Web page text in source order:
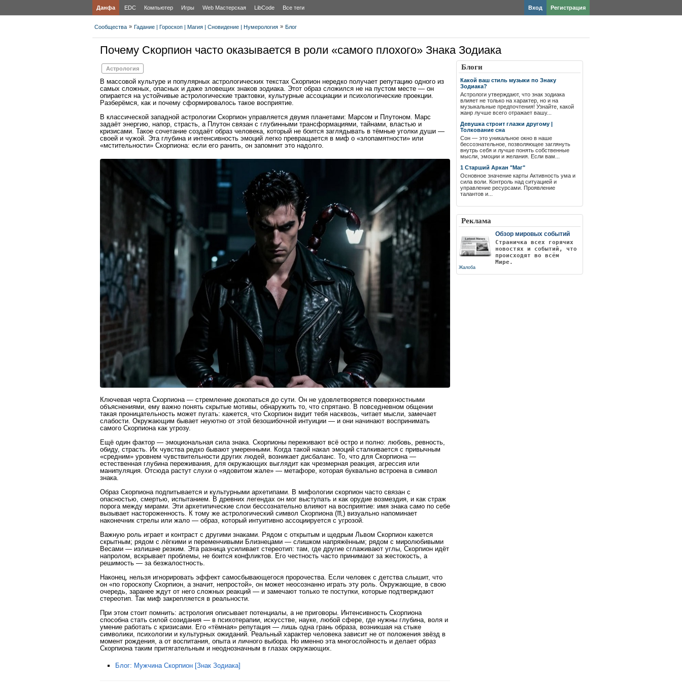
Данфа EDC Компьютер Игры Web Мастерская LibCode Все теги Регистрация
Вход
Сообщества » Гадание | Гороскоп | Магия | Сновидение | Нумерология » Блог
Почему Скорпион часто оказывается в роли «самого плохого» Знака Зодиака
Астрология
В массовой культуре и популярных астрологических текстах Скорпион нередко получает репутацию одного из
самых сложных, опасных и даже зловещих знаков зодиака. Этот образ сложился не на пустом месте — он
опирается на устойчивые астрологические трактовки, культурные ассоциации и психологические проекции.
Разберёмся, как и почему сформировалось такое восприятие.
В классической западной астрологии Скорпион управляется двумя планетами: Марсом и Плутоном. Марс
задаёт энергию, напор, страсть, а Плутон связан с глубинными трансформациями, тайнами, властью и
кризисами. Такое сочетание создаёт образ человека, который не боится заглядывать в тёмные уголки души —
своей и чужой. Эта глубина и интенсивность эмоций легко превращается в миф о «злопамятности» или
«мстительности» Скорпиона: если его ранить, он запомнит это надолго.
Ключевая черта Скорпиона — стремление докопаться до сути. Он не удовлетворяется поверхностными
объяснениями, ему важно понять скрытые мотивы, обнаружить то, что спрятано. В повседневном общении
такая проницательность может пугать: кажется, что Скорпион видит тебя насквозь, читает мысли, замечает
слабости. Окружающим бывает неуютно от этой безошибочной интуиции — и они начинают воспринимать
самого Скорпиона как угрозу.
Ещё один фактор — эмоциональная сила знака. Скорпионы переживают всё остро и полно: любовь, ревность,
обиду, страсть. Их чувства редко бывают умеренными. Когда такой накал эмоций сталкивается с привычным
«средним» уровнем чувствительности других людей, возникает дисбаланс. То, что для Скорпиона —
естественная глубина переживания, для окружающих выглядит как чрезмерная реакция, агрессия или
манипуляция. Отсюда растут слухи о «ядовитом жале» — метафоре, которая буквально встроена в символ
знака.
Образ Скорпиона подпитывается и культурными архетипами. В мифологии скорпион часто связан с
опасностью, смертью, испытанием. В древних легендах он мог выступать и как орудие возмездия, и как страж
порога между мирами. Эти архетипические слои бессознательно влияют на восприятие: имя знака само по себе
вызывает настороженность. К тому же астрологический символ Скорпиона (♏) визуально напоминает
наконечник стрелы или жало — образ, который интуитивно ассоциируется с угрозой.
Важную роль играет и контраст с другими знаками. Рядом с открытым и щедрым Львом Скорпион кажется
скрытным; рядом с лёгкими и переменчивыми Близнецами — слишком напряжённым; рядом с миролюбивыми
Весами — излишне резким. Эта разница усиливает стереотип: там, где другие сглаживают углы, Скорпион идёт
напролом, вскрывает проблемы, не боится конфликтов. Его честность часто принимают за жестокость, а
решимость — за безжалостность.
Наконец, нельзя игнорировать эффект самосбывающегося пророчества. Если человек с детства слышит, что
он «по гороскопу Скорпион, а значит, непростой», он может неосознанно играть эту роль. Окружающие, в свою
очередь, заранее ждут от него сложных реакций — и замечают только те поступки, которые подтверждают
стереотип. Так миф закрепляется в реальности.
При этом стоит помнить: астрология описывает потенциалы, а не приговоры. Интенсивность Скорпиона
способна стать силой созидания — в психотерапии, искусстве, науке, любой сфере, где нужны глубина, воля и
умение работать с кризисами. Его «тёмная» репутация — лишь одна грань образа, возникшая на стыке
символики, психологии и культурных ожиданий. Реальный характер человека зависит не от положения звёзд в
момент рождения, а от воспитания, опыта и личного выбора. Но именно эта многослойность и делает образ
Скорпиона таким притягательным и неоднозначным в глазах окружающих.
Блог: Мужчина Скорпион [Знак Зодиака]
Блоги
Какой ваш стиль музыки по Знаку
Зодиака?
Астрологи утверждают, что знак зодиака
влияет не только на характер, но и на
музыкальные предпочтения! Узнайте, какой
жанр лучше всего отражает вашу...
Девушка строит глазки другому |
Толкование сна
Сон — это уникальное окно в наше
бессознательное, позволяющее заглянуть
внутрь себя и лучше понять собственные
мысли, эмоции и желания. Если вам...
1 Старший Аркан "Маг"
Основное значение карты Активность ума и
сила воли. Контроль над ситуацией и
управление ресурсами. Проявление
талантов и...
Реклама
Обзор мировых событий
Страничка всех горячих
новостях и событий, что
происходят во всём
Мире.
Жалоба